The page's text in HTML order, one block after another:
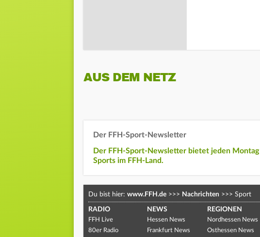
AUS DEM NETZ
Der FFH-Sport-Newsletter
Der FFH-Sport-Newsletter bietet jeden
Sports im FFH-Land.
Du bist hier: www.FFH.de >>> Nachrichten >>> Sport
RADIO
FFH Live
80er Radio
NEWS
Hessen News
Frankfurt News
REGIONEN
Nordhessen News
Osthessen News